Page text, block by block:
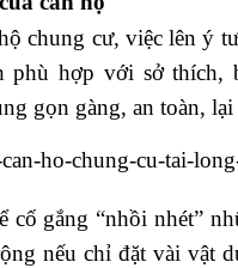
chung cư, việc lên ý
phù hợp với sở thích,
gọn gàng, an toàn,
cố gắng “nhồi nhét”
nếu chỉ đặt vài vật